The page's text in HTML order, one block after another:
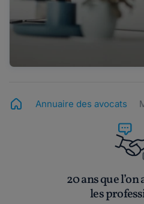
Annuaire des avocats
20 ans que
les